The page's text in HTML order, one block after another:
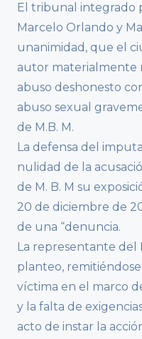
El tribunal integrado
Marcelo Orlando y
unanimidad, que el
autor materialmente
abuso deshonesto
abuso sexual
de M.B. M.
La defensa del
nulidad de la
de M. B. M su
20 de diciembre de
de una “denuncia.
La representante del
planteo,
víctima en el marco
y la falta de
acto de instar la